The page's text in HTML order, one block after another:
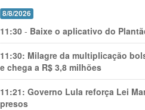
8/8/2026
11:30 - Baixe o aplicativo do
11:30: Milagre da multiplicação
e chega a R$ 3,8 milhões
11:21: Governo Lula reforça Lei
presos